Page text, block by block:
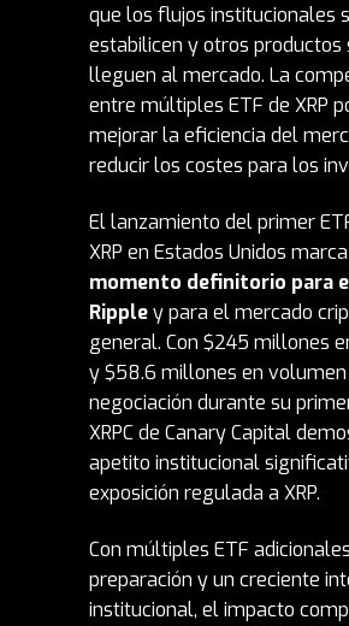
que los flujos institucionales
estabilicen y otros productos
lleguen al mercado. La
entre múltiples ETF de XRP
mejorar la eficiencia del
reducir los costes para los
El lanzamiento del primer
XRP en Estados Unidos
momento definitorio para
Rippley para el mercado
general. Con $245 millones
y $58.6 millones en volumen
negociación durante su
XRPC de Canary Capital
apetito institucional
exposición regulada a XRP.
Con múltiples ETF
preparación y un creciente
institucional, el impacto